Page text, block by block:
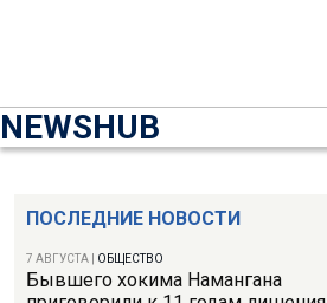
NEWSHUB
ПОСЛЕДНИЕ НОВОСТИ
7 АВГУСТА ОБЩЕСТВО
Бывшего хокима Намангана